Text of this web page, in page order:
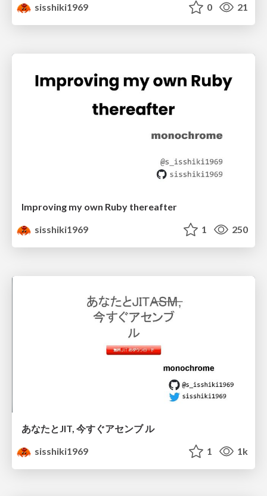
sisshiki1969
0 21
Improving my own Ruby thereafter
sisshiki1969
1 250
あなたとJIT, 今すぐアセンブ ル
sisshiki1969
1 1k